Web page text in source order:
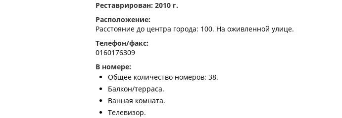
Реставрирован: 2010 г.
Расположение:
Расстояние до центра города: 100. На оживленной улице.
Телефон/факс:
0160176309
В номере:
Общее количество номеров: 38.
Балкон/терраса.
Ванная комната.
Телевизор.